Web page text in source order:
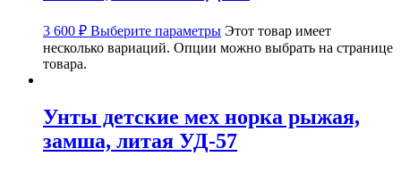
3 600 ₽ Выберите параметры Этот товар имеет
несколько вариаций. Опции можно выбрать на странице
товара.
Унты детские мех норка рыжая,
замша, литая УД-57